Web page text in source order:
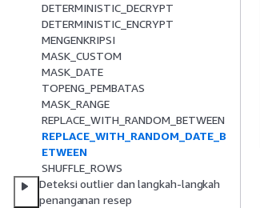
DETERMINISTIC_DECRYPT
DETERMINISTIC_ENCRYPT
MENGENKRIPSI
MASK_CUSTOM
MASK_DATE
TOPENG_PEMBATAS
MASK_RANGE
REPLACE_WITH_RANDOM_BETWEEN
REPLACE_WITH_RANDOM_DATE_B
ETWEEN
SHUFFLE_ROWS
Deteksi outlier dan langkah-langkah
penanganan resep